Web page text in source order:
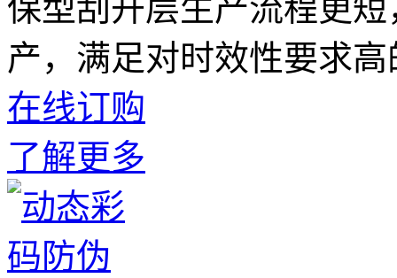
保型刮开层生产流程更
产，满足对时效性要求
在线订购
了解更多